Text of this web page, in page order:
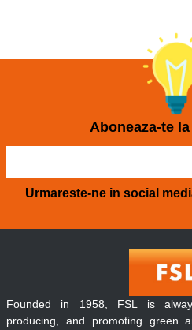
Aboneaza-te
Urmareste-ne in social
Founded in 1958, FSL is
producing, and promoting green